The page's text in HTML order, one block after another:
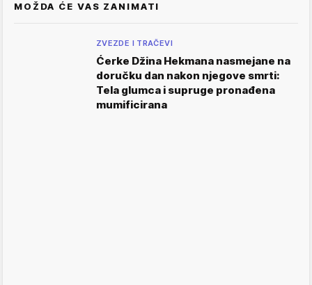
MOŽDA ĆE VAS ZANIMATI
ZVEZDE I TRAČEVI
Ćerke Džina Hekmana nasmejane na
doručku dan nakon njegove smrti:
Tela glumca i supruge pronađena
mumificirana